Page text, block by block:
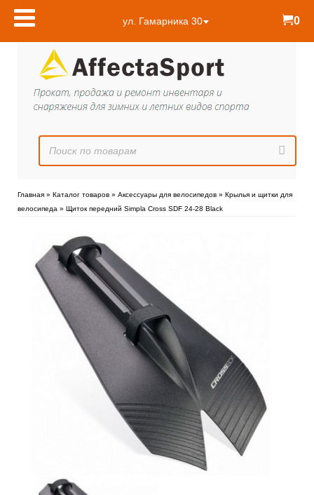
ул. Гамарника 30 0
Главная » Каталог товаров » Аксессуары для велосипедов » Крылья и щитки для
велосипеда » Щиток передний Simpla Cross SDF 24-28 Black